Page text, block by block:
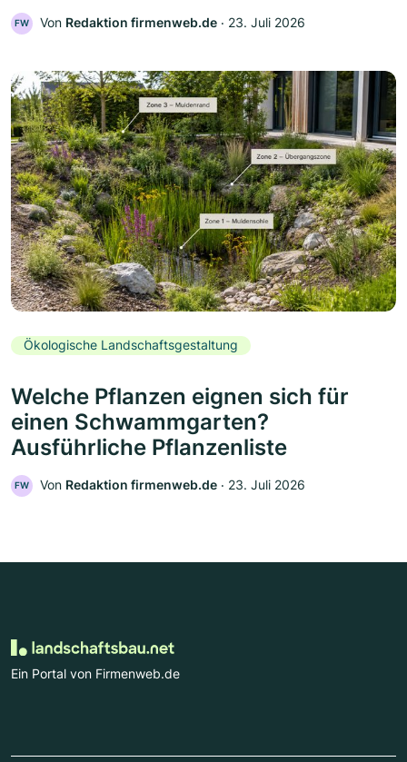
FW Von Redaktion firmenweb.de ‧ 23. Juli 2026
Ökologische Landschaftsgestaltung
Welche Pflanzen eignen sich für
einen Schwammgarten?
Ausführliche Pflanzenliste
FW Von Redaktion firmenweb.de ‧ 23. Juli 2026
Ein Portal von Firmenweb.de